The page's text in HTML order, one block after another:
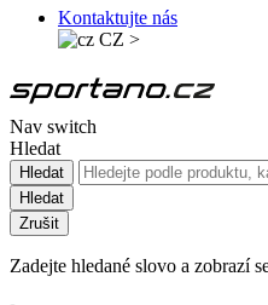
Kontaktujte nás
CZ >
Nav switch
Hledat
Hledat
Hledat
Zrušit
Zadejte hledané slovo a zobrazí